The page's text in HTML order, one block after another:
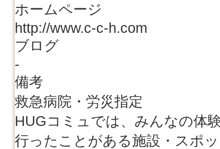
ホームページ
http://www.c-c-h.com
ブログ
-
備考
救急病院・労災指定
HUGコミュでは、みんなの体
行ったことがある施設・スポ